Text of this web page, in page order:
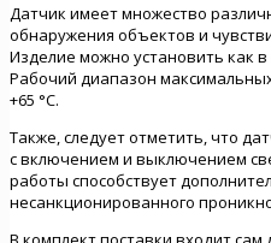
Датчик имеет множество
обнаружения объектов и
Изделие можно установить как
Рабочий диапазон
+65 °C.
Также, следует отметить, что
с включением и выключением
работы способствует
несанкционированного